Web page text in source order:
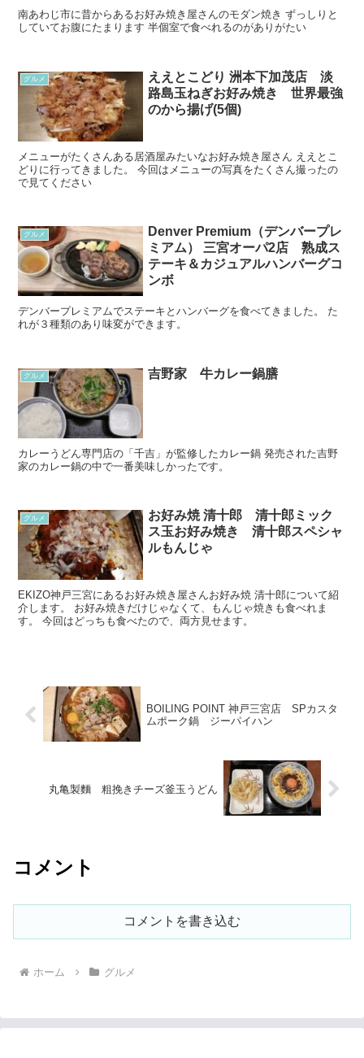
南あわじ市に昔からあるお好み焼き屋さんのモダン焼き ずっしりと
していてお腹にたまります 半個室で食べれるのがありがたい
グルメ
ええとこどり 洲本下加茂店 淡
路島玉ねぎお好み焼き 世界最強
のから揚げ(5個)
メニューがたくさんある居酒屋みたいなお好み焼き屋さん ええとこ
どりに行ってきました。 今回はメニューの写真をたくさん撮ったの
で見てください
グルメ
Denver Premium（デンバープレ
ミアム） 三宮オーパ2店 熟成ス
テーキ＆カジュアルハンバーグコ
ンボ
デンバープレミアムでステーキとハンバーグを食べてきました。 た
れが３種類のあり味変ができます。
グルメ 吉野家 牛カレー鍋膳
カレーうどん専門店の「千吉」が監修したカレー鍋 発売された吉野
家のカレー鍋の中で一番美味しかったです。
グルメ
お好み焼 清十郎 清十郎ミック
ス玉お好み焼き 清十郎スペシャ
ルもんじゃ
EKIZO神戸三宮にあるお好み焼き屋さんお好み焼 清十郎について紹
介します。 お好み焼きだけじゃなくて、もんじゃ焼きも食べれま
す。 今回はどっちも食べたので、両方見せます。
BOILING POINT 神戸三宮店 SPカスタ
ムポーク鍋 ジーパイハン
丸亀製麵 粗挽きチーズ釜玉うどん
コメント
コメントを書き込む
ホーム グルメ